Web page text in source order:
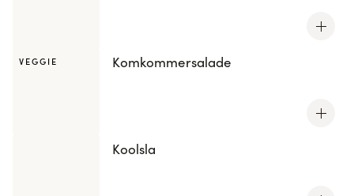
VEGGIE Komkommersalade
Koolsla